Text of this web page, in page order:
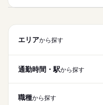
エリアから探す
通勤時間・駅から探す
職種から探す